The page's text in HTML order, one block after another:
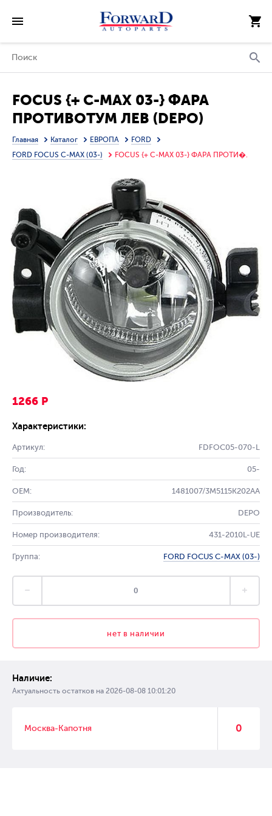
FOCUS {+ C-MAX 03-} ФАРА
ПРОТИВОТУМ ЛЕВ (DEPO)
Главная Каталог ЕВРОПА
FORD
FORD FOCUS C-MAX (03-)
FOCUS {+ C-MAX 03-} ФАРА ПРОТИ�.
1266 Р
Характеристики:
Артикул: FDFOC05-070-L
Год: 05-
OEM: 1481007/3M5115K202AA
Производитель: DEPO
Номер производителя: 431-2010L-UE
Группа: FORD FOCUS C-MAX (03-)
нет в наличии
Наличие:
Актуальность остатков на 2026-08-08 10:01:20
Москва-Капотня 0